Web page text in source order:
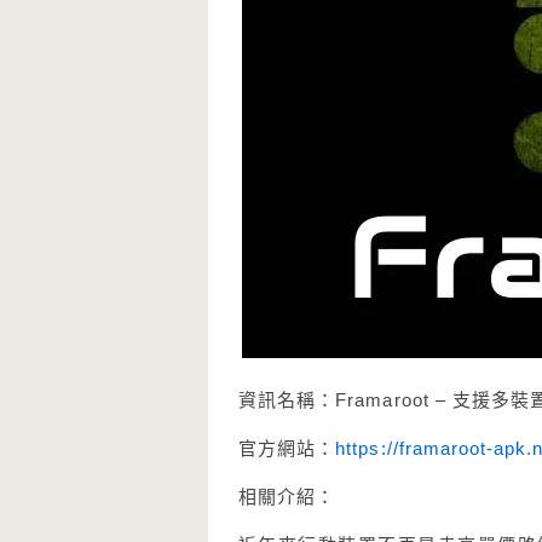
資訊名稱：Framaroot – 支援多裝
官方網站： https://framaroot-
相關介紹：